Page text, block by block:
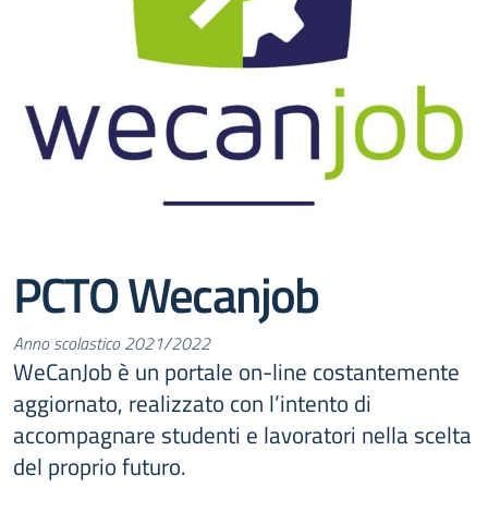
PCTO Wecanjob
Anno scolastico 2021/2022
WeCanJob è un portale on-line costantemente
aggiornato, realizzato con l’intento di
accompagnare studenti e lavoratori nella scelta
del proprio futuro.